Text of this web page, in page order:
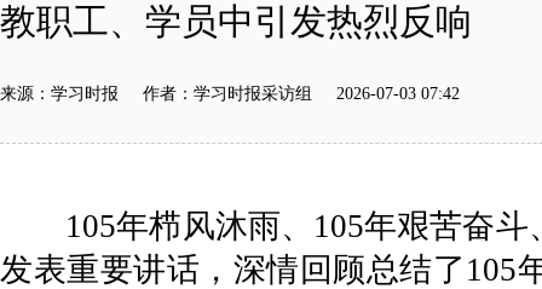
教职工、学员中引发热烈反响
来源：学习时报 作者：学习时报采访组 2026-07-03 07:42
105年栉风沐雨、105年艰苦奋斗
发表重要讲话，深情回顾总结了105